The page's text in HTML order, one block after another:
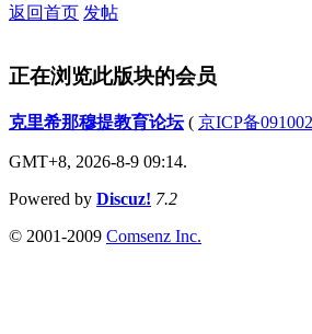
返回首页 发帖
正在浏览此版块的会员
克里希那穆提教育论坛( 京ICP备
GMT+8, 2026-8-9 09:14.
Powered by Discuz! 7.2
© 2001-2009 Comsenz Inc.